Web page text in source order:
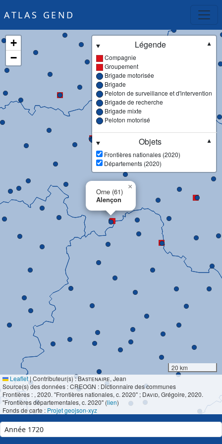
ATLAS GEND
Orne (61)
Alençon
×
+
−
Légende
▼
Compagnie
Groupement
Brigade motorisée
Brigade
Peloton de surveillance et d'intervention
Brigade de recherche
Brigade mixte
Peloton motorisé
Objets
▼
Frontières nationales (2020)
Départements (2020)
20 km
Leaflet |Contributeur(s) :Bastenaire, Jean
Source(s) des données : CREOGN : Dictionnaire des communes
Frontières : , 2020. "Frontières nationales, c. 2020" ; David, Grégoire, 2020.
"Frontières départementales, c. 2020" (lien)
Fonds de carte : Projet geojson-xyz